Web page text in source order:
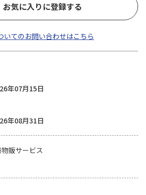
お気に入りに登録する
いてのお問い合わせはこちら
年07月15日
年08月31日
物販サービス